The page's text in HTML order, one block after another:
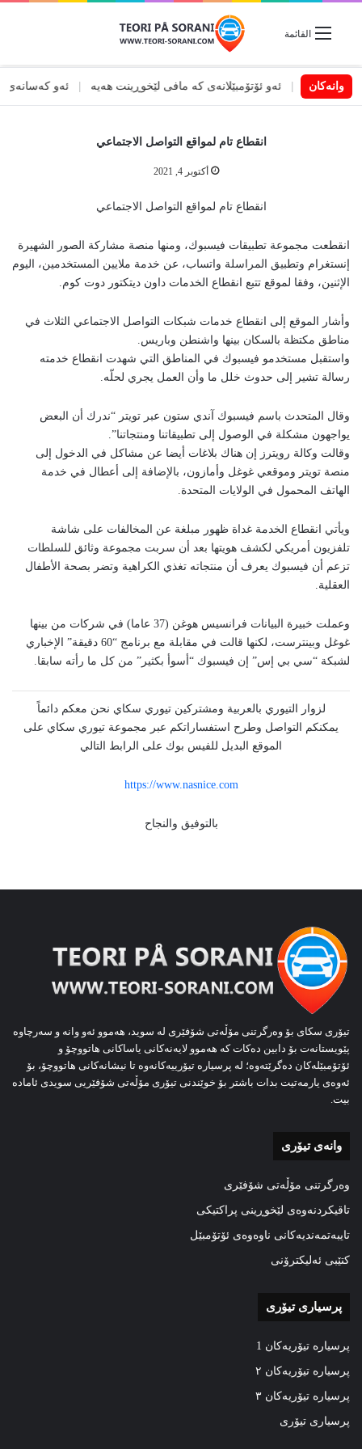
القائمة
وانەکان
| ئەو ئۆتۆمبێلانەی کە مافی لێخوڕینت هەیە | ئەو کەسانەی کە
انقطاع تام لمواقع التواصل الاجتماعي
أكتوبر 4, 2021
انقطاع تام لمواقع التواصل الاجتماعي
انقطعت مجموعة تطبيقات فيسبوك، ومنها منصة مشاركة الصور الشهيرة
إنستغرام وتطبيق المراسلة واتساب، عن خدمة ملايين المستخدمين، اليوم
الإثنين، وفقا لموقع تتبع انقطاع الخدمات داون ديتكتور دوت كوم.
وأشار الموقع إلى انقطاع خدمات شبكات التواصل الاجتماعي الثلاث في
مناطق مكتظة بالسكان بينها واشنطن وباريس.
واستقبل مستخدمو فيسبوك في المناطق التي شهدت انقطاع خدمته
رسالة تشير إلى حدوث خلل ما وأن العمل يجري لحلّه.
وقال المتحدث باسم فيسبوك آندي ستون عبر تويتر “ندرك أن البعض
يواجهون مشكلة في الوصول إلى تطبيقاتنا ومنتجاتنا”.
وقالت وكالة رويترز إن هناك بلاغات أيضا عن مشاكل في الدخول إلى
منصة تويتر وموقعي غوغل وأمازون، بالإضافة إلى أعطال في خدمة
الهاتف المحمول في الولايات المتحدة.
ويأتي انقطاع الخدمة غداة ظهور مبلغة عن المخالفات على شاشة
تلفزيون أمريكي لكشف هويتها بعد أن سربت مجموعة وثائق للسلطات
تزعم أن فيسبوك يعرف أن منتجاته تغذي الكراهية وتضر بصحة الأطفال
العقلية.
وعملت خبيرة البيانات فرانسيس هوغن (37 عاما) في شركات من بينها
غوغل وبينترست، لكنها قالت في مقابلة مع برنامج “60 دقيقة” الإخباري
لشبكة “سي بي إس” إن فيسبوك “أسوأ بكثير” من كل ما رأته سابقا.
لزوار التيوري بالعربية ومشتركين تيوري سكاي نحن معكم دائماً
يمكنكم التواصل وطرح استفساراتكم عبر مجموعة تيوري سكاي على
الموقع البديل للفيس بوك على الرابط التالي
https://www.nasnice.com
بالتوفيق والنجاح
تیۆری سکای بۆ وەرگرتنی مۆڵەتی شۆفێری لە سوید، هەموو ئەو وانە و سەرچاوە
پێویستانەت بۆ دابین دەکات کە هەموو لایەنەکانی یاساکانی هاتووچۆ و
ئۆتۆمبێلەکان دەگرێتەوە؛ لە پرسیارە تیۆرییەکانەوە تا نیشانەکانی هاتووچۆ، بۆ
ئەوەی یارمەتیت بدات باشتر بۆ خوێندنی تیۆری مۆڵەتی شۆفێریی سویدی ئامادە
بیت.
وانەی تیۆری
وەرگرتنی مۆڵەتی شۆفێری
تاقیکردنەوەی لێخوڕینی پراکتیکی
تایبەتمەندیەکانی ناوەوەی ئۆتۆمبێل
کتێبی ئەلیکترۆنی
پرسیاری تیۆری
پرسیارە تیۆریەکان 1
پرسیارە تیۆریەکان ٢
پرسیارە تیۆریەکان ٣
پرسیاری تیۆری